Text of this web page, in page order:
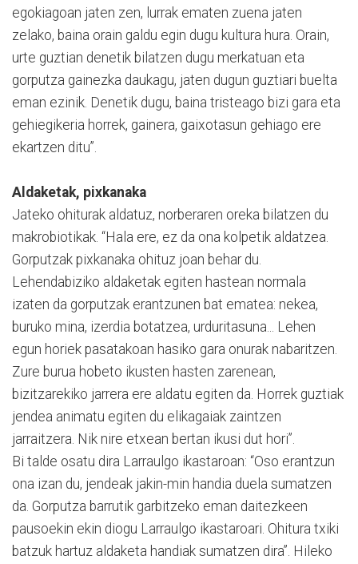
egokiagoan jaten zen, lurrak ematen zuena jaten
zelako, baina orain galdu egin dugu kultura hura. Orain,
urte guztian denetik bilatzen dugu merkatuan eta
gorputza gainezka daukagu, jaten dugun guztiari buelta
eman ezinik. Denetik dugu, baina tristeago bizi gara eta
gehiegikeria horrek, gainera, gaixotasun gehiago ere
ekartzen ditu”.
Aldaketak, pixkanaka
Jateko ohiturak aldatuz, norberaren oreka bilatzen du
makrobiotikak. “Hala ere, ez da ona kolpetik aldatzea.
Gorputzak pixkanaka ohituz joan behar du.
Lehendabiziko aldaketak egiten hastean normala
izaten da gorputzak erantzunen bat ematea: nekea,
buruko mina, izerdia botatzea, urduritasuna... Lehen
egun horiek pasatakoan hasiko gara onurak nabaritzen.
Zure burua hobeto ikusten hasten zarenean,
bizitzarekiko jarrera ere aldatu egiten da. Horrek guztiak
jendea animatu egiten du elikagaiak zaintzen
jarraitzera. Nik nire etxean bertan ikusi dut hori”.
Bi talde osatu dira Larraulgo ikastaroan: “Oso erantzun
ona izan du, jendeak jakin-min handia duela sumatzen
da. Gorputza barrutik garbitzeko eman daitezkeen
pausoekin ekin diogu Larraulgo ikastaroari. Ohitura txiki
batzuk hartuz aldaketa handiak sumatzen dira”. Hileko